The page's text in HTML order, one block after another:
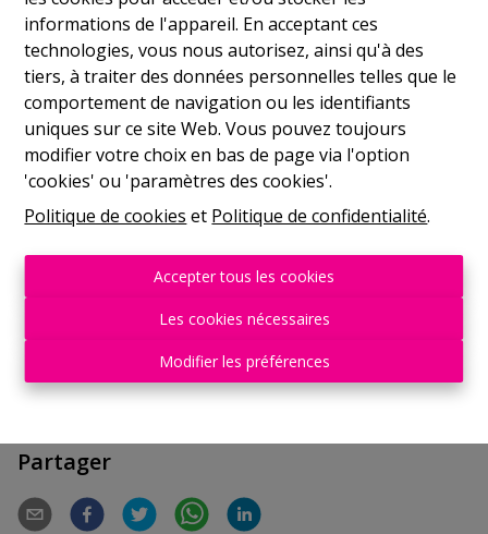
informations de l'appareil. En acceptant ces
technologies, vous nous autorisez, ainsi qu'à des
tiers, à traiter des données personnelles telles que le
comportement de navigation ou les identifiants
uniques sur ce site Web. Vous pouvez toujours
modifier votre choix en bas de page via l'option
'cookies' ou 'paramètres des cookies'.
Politique de cookies et Politique de confidentialité.
Accepter tous les cookies
Les cookies nécessaires
Modifier les préférences
1125 m²
Superbe terrain à bâtir situé dans un environnement
exceptionnel dans le village de Surice.
Celui-ci dispose d’une superficie de 11 ares 25 ca.
Profondeur : +/- 35m
A saisir rapidement !
Faire offre à partir de 65.000€
Partager